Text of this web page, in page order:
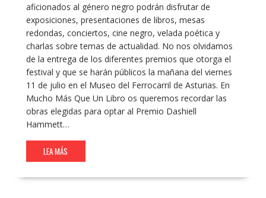
aficionados al género negro podrán disfrutar de
exposiciones, presentaciones de libros, mesas
redondas, conciertos, cine negro, velada poética y
charlas sobre temas de actualidad. No nos olvidamos
de la entrega de los diferentes premios que otorga el
festival y que se harán públicos la mañana del viernes
11 de julio en el Museo del Ferrocarril de Asturias. En
Mucho Más Que Un Libro os queremos recordar las
obras elegidas para optar al Premio Dashiell
Hammett…
LEA MÁS